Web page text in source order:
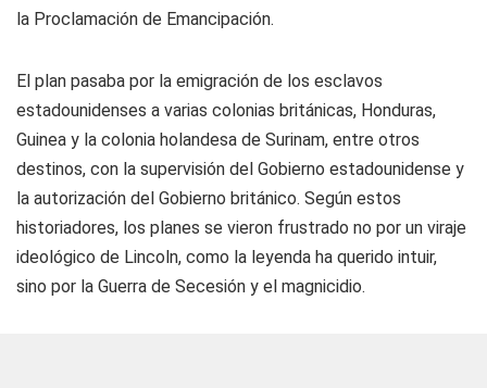
la Proclamación de Emancipación.
El plan pasaba por la emigración de los esclavos
estadounidenses a varias colonias británicas, Honduras,
Guinea y la colonia holandesa de Surinam, entre otros
destinos, con la supervisión del Gobierno estadounidense y
la autorización del Gobierno británico. Según estos
historiadores, los planes se vieron frustrado no por un viraje
ideológico de Lincoln, como la leyenda ha querido intuir,
sino por la Guerra de Secesión y el magnicidio.